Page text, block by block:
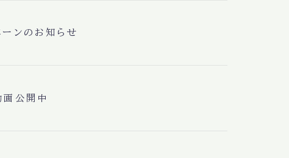
ンのお知らせ
画公開中